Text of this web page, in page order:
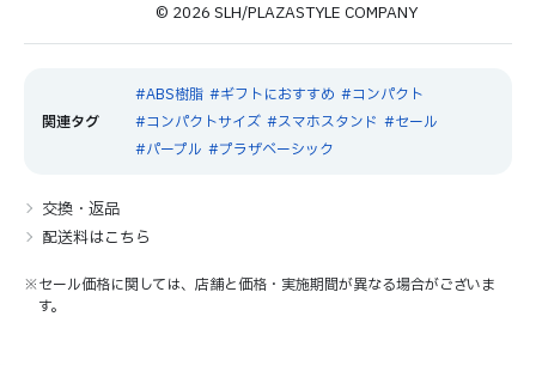
© 2026 SLH/PLAZASTYLE COMPANY
ABS樹脂 ギフトにおすすめ
コンパクト
コンパクトサイズ
スマホスタンド
セール
パープル
プラザベーシック
交換・返品
配送料はこちら
※セール価格に関しては、店舗と価格・実施期間が異なる場合がございま
す。